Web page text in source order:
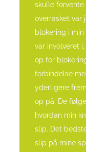
skulle
overrasket var
blokering i
var involveret
op for
forbindelse
yderligere
op på. De
hvordan min
slip. Det
slip på mine